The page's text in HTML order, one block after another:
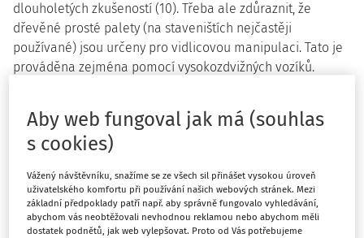
dlouholetých zkušeností (10). Třeba ale zdůraznit, že
dřevěné prosté palety (na staveništích nejčastěji
používané) jsou určeny pro vidlicovou manipulaci. Tato je
prováděna zejména pomocí vysokozdvižných vozíků.
viz následující obrázek. Po zasunutí do nabíracího otvoru
musí podpírat paletu poblíž vnějších rohových špalíků,
resp. nohy podélného nosníku. Pokud tato zásada není
poškození až destrukce ložené palety, pád a poškození
loženého nákladu, ale zejména je ohrožena bezpečnost
všech osob nalézajících se v blízkém okolí.
Aby web fungoval jak má (souhlas
s cookies)
Vážený návštěvníku, snažíme se ze všech sil přinášet vysokou úroveň
uživatelského komfortu při používání našich webových stránek. Mezi
základní předpoklady patří např. aby správně fungovalo vyhledávání,
abychom vás neobtěžovali nevhodnou reklamou nebo abychom měli
dostatek podnětů, jak web vylepšovat. Proto od Vás potřebujeme